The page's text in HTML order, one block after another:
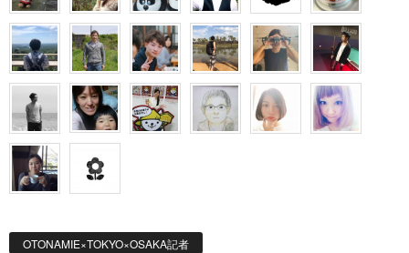
OTONAMIE×TOKYO×OSAKA記者